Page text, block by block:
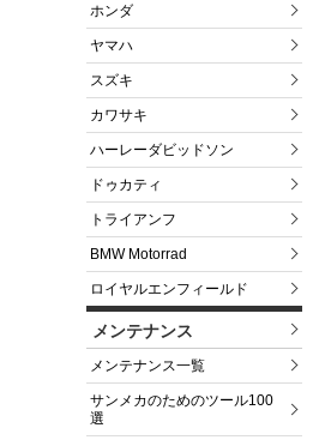
ホンダ
ヤマハ
スズキ
カワサキ
ハーレーダビッドソン
ドゥカティ
トライアンフ
BMW Motorrad
ロイヤルエンフィールド
メンテナンス
メンテナンス一覧
サンメカのためのツール100
選